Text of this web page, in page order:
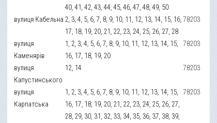
40, 41, 42, 43, 44, 45, 46, 47, 48, 49, 50
вулиця Кабельна 2, 3, 4, 5, 6, 7, 8, 9, 10, 11, 12, 13, 14, 15, 16,
17, 18, 19, 20, 21, 22, 23, 24, 25, 26, 27, 28
78203
вулиця
Каменярів
1, 2, 3, 4, 5, 6, 7, 8, 9, 10, 11, 12, 13, 14, 15,
16, 17, 18, 19, 20
78203
вулиця
Капустинського
12, 14 78203
вулиця
Карпатська
1, 2, 3, 4, 5, 6, 7, 8, 9, 10, 11, 12, 13, 14, 15,
16, 17, 18, 19, 20, 21, 22, 23, 24, 25, 26, 27,
28, 29, 30, 31, 32, 33, 34, 35, 36, 37, 38, 39,
78203